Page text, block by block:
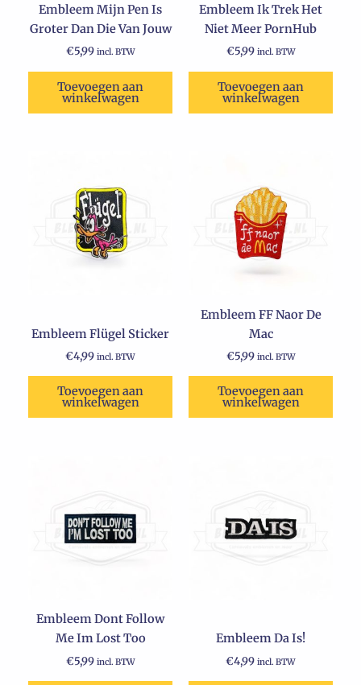
Embleem Mijn Pen Is
Groter Dan Die Van Jouw
€5,99 incl. BTW
Toevoegen aan
winkelwagen
Embleem Ik Trek Het
Niet Meer PornHub
€5,99 incl. BTW
Toevoegen aan
winkelwagen
Embleem Flügel Sticker
€4,99 incl. BTW
Toevoegen aan
winkelwagen
Embleem FF Naor De
Mac
€5,99 incl. BTW
Toevoegen aan
winkelwagen
Embleem Dont Follow
Me Im Lost Too
€5,99 incl. BTW
Embleem Da Is!
€4,99 incl. BTW